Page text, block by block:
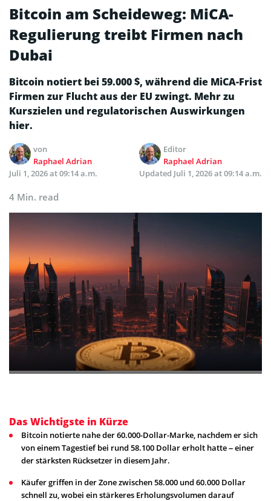
Bitcoin am Scheideweg: MiCA-
Regulierung treibt Firmen nach
Dubai
Bitcoin notiert bei 59.000 $, während die MiCA-Frist
Firmen zur Flucht aus der EU zwingt. Mehr zu
Kurszielen und regulatorischen Auswirkungen
hier.
von
Raphael Adrian
Editor
Raphael Adrian
Juli 1, 2026 at 09:14 a.m.
Updated Juli 1, 2026 at 09:14 a.m.
4 Min. read
Das Wichtigste in Kürze
Bitcoin notierte nahe der 60.000-Dollar-Marke, nachdem er sich
von einem Tagestief bei rund 58.100 Dollar erholt hatte – einer
der stärksten Rücksetzer in diesem Jahr.
Käufer griffen in der Zone zwischen 58.000 und 60.000 Dollar
schnell zu, wobei ein stärkeres Erholungsvolumen darauf